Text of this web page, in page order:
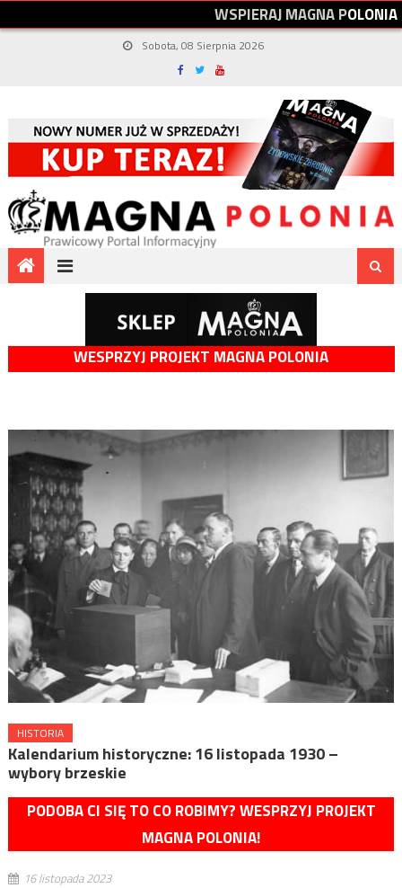
WSPIERAJMAGNAPOLONIA
Sobota, 08 Sierpnia 2026
WESPRZYJ PROJEKT MAGNA POLONIA
HISTORIA
Kalendarium historyczne: 16 listopada 1930 –
wybory brzeskie
PODOBA CI SIĘ TO CO ROBIMY? WESPRZYJ PROJEKT
MAGNA POLONIA!
16 listopada 2023